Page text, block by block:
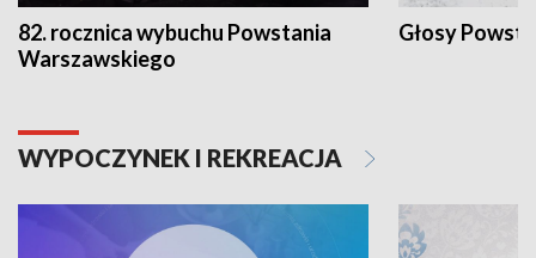
82. rocznica wybuchu Powstania
Warszawskiego
Głosy
WYPOCZYNEK I REKREACJA